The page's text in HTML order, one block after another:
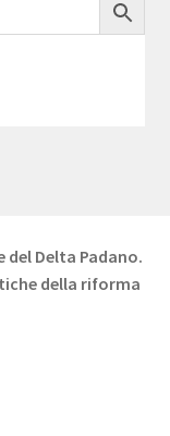
Delta Padano.
della riforma